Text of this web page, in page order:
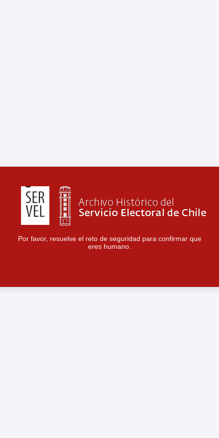
Por favor, resuelve el reto de seguridad para confirmar que
eres humano.